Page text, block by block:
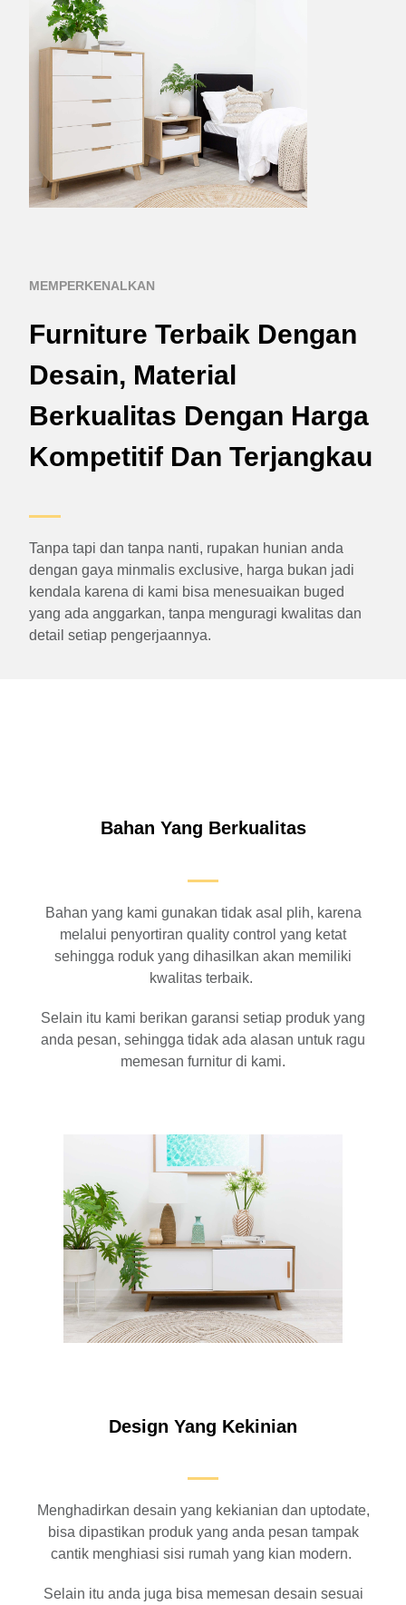
MEMPERKENALKAN
Furniture Terbaik Dengan
Desain, Material
Berkualitas Dengan Harga
Kompetitif Dan Terjangkau
Tanpa tapi dan tanpa nanti, rupakan hunian anda
dengan gaya minmalis exclusive, harga bukan jadi
kendala karena di kami bisa menesuaikan buged
yang ada anggarkan, tanpa menguragi kwalitas dan
detail setiap pengerjaannya.
Bahan Yang Berkualitas
Bahan yang kami gunakan tidak asal plih, karena
melalui penyortiran quality control yang ketat
sehingga roduk yang dihasilkan akan memiliki
kwalitas terbaik.
Selain itu kami berikan garansi setiap produk yang
anda pesan, sehingga tidak ada alasan untuk ragu
memesan furnitur di kami.
Design Yang Kekinian
Menghadirkan desain yang kekianian dan uptodate,
bisa dipastikan produk yang anda pesan tampak
cantik menghiasi sisi rumah yang kian modern.
Selain itu anda juga bisa memesan desain sesuai